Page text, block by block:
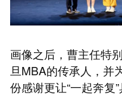
画像之后，曹主任特
旦MBA的传承人，并
份感谢更让“一起奔复”